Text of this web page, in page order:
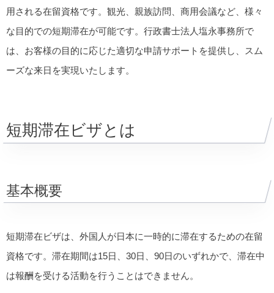
用される在留資格です。観光、親族訪問、商用会議など、様々
な目的での短期滞在が可能です。行政書士法人塩永事務所で
は、お客様の目的に応じた適切な申請サポートを提供し、スム
ーズな来日を実現いたします。
短期滞在ビザとは
基本概要
短期滞在ビザは、外国人が日本に一時的に滞在するための在留
資格です。滞在期間は15日、30日、90日のいずれかで、滞在中
は報酬を受ける活動を行うことはできません。